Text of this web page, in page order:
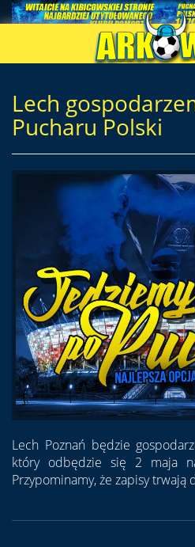
Lech
Pucharu Polski
Lech Poznań będzie
który odbędzie się 2 maja
Przypominamy, że zapisy trwają